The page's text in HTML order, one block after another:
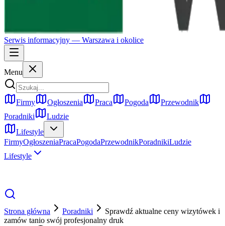
Serwis informacyjny — Warszawa i okolice
Menu
Firmy Ogłoszenia Praca Pogoda
Przewodnik
Poradniki
Ludzie
Lifestyle
FirmyOgłoszeniaPracaPogodaPrzewodnikPoradnikiLudzie
Lifestyle
Strona główna Poradniki
Sprawdź aktualne ceny wizytówek i
zamów tanio swój profesjonalny druk